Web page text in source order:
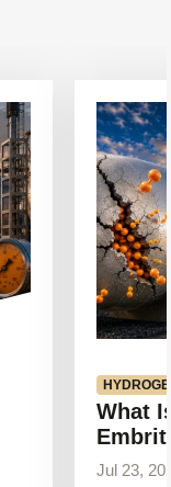
Artikel
anzeigen
What
Jul 23,